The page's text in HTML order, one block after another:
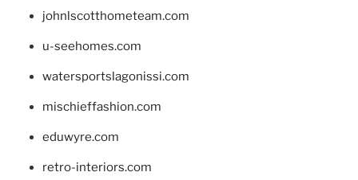
johnlscotthometeam.com
u-seehomes.com
watersportslagonissi.com
mischieffashion.com
eduwyre.com
retro-interiors.com